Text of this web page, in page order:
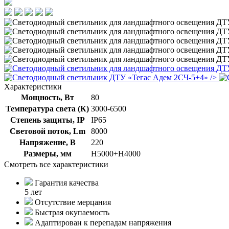
/>
Характеристики
Мощность, Вт
80
Температура света (К) 3000-6500
Степень защиты, IP
IP65
Световой поток, Lm
8000
Напряжение, В
220
Размеры, мм
Н5000+Н4000
Смотреть все характеристики
Гарантия качества
5 лет
Отсутствие мерцания
Быстрая окупаемость
Адаптирован к перепадам напряжения